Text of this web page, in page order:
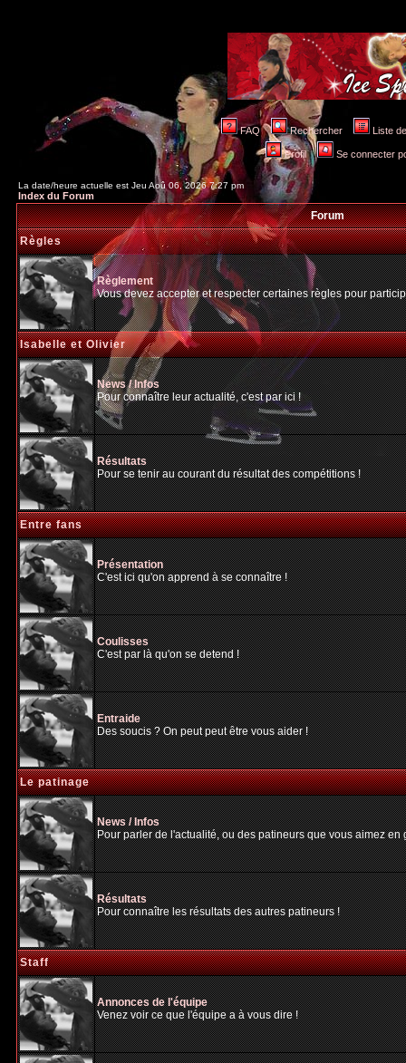
FAQ Rechercher Liste
Profil Se connecter
La date/heure actuelle est Jeu Aoû 06, 2026 7:27 pm
Index du Forum
Forum
Règles
Règlement
Vous devez accepter et respecter certaines règles pour
Isabelle et Olivier
News / Infos
Pour connaître leur actualité, c'est par ici !
Résultats
Pour se tenir au courant du résultat des compétitions !
Entre fans
Présentation
C'est ici qu'on apprend à se connaître !
Coulisses
C'est par là qu'on se detend !
Entraide
Des soucis ? On peut peut être vous aider !
Le patinage
News / Infos
Pour parler de l'actualité, ou des patineurs que vous aimez
Résultats
Pour connaître les résultats des autres patineurs !
Staff
Annonces de l'équipe
Venez voir ce que l'équipe a à vous dire !